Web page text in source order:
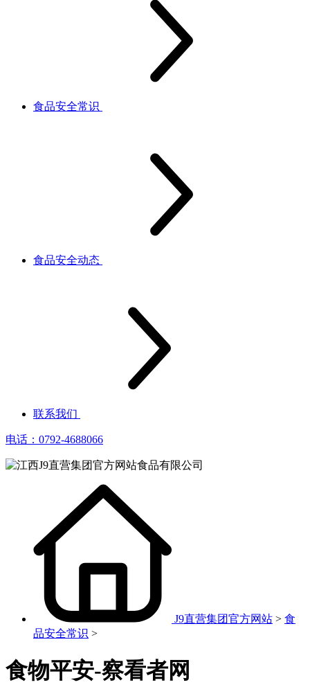
食品安全常识
食品安全动态
联系我们
电话：0792-4688066
J9直营集团官方网站 > 食
品安全常识 >
食物平安-察看者网